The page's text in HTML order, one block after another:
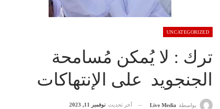
UNCATEGORIZED
ترك : لا يُمكن مُسامحة
الجنجويد على الإنتهاكات
بواسطة Live Media آخر تحديث نوفمبر 11, 2023